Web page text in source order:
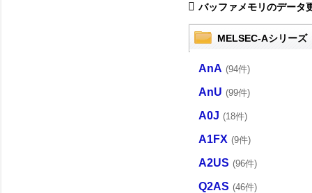
バッファメモリのデータ
MELSEC-Aシリーズ
AnA (94件)
AnU (99件)
A0J (18件)
A1FX (9件)
A2US (96件)
Q2AS (46件)